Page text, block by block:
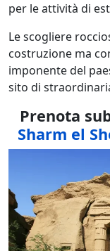
per le attività di
Le scogliere
costruzione ma
imponente del
sito di
Prenota
Sharm el